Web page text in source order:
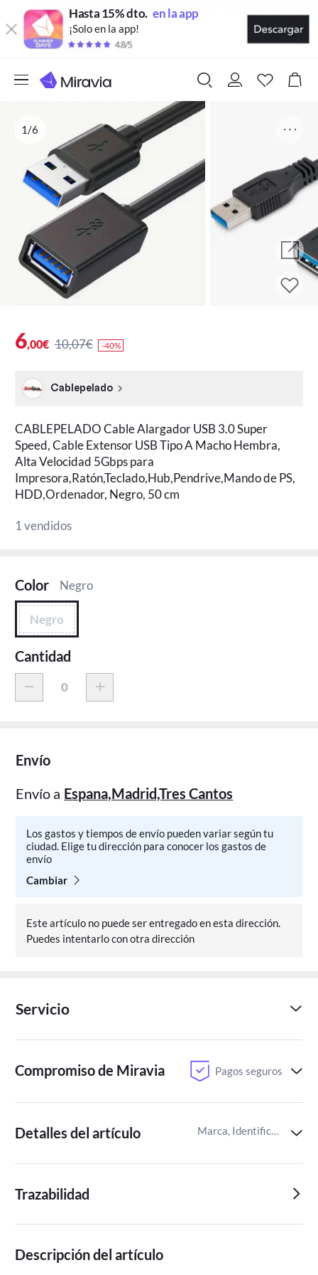
Hasta 15% dto. en la app
¡Solo en la app!
1/6
6,00€ 10,07€ -40%
Cablepelado
CABLEPELADO Cable Alargador USB 3.0 Super
Speed, Cable Extensor USB Tipo A Macho Hembra,
Alta Velocidad 5Gbps para
Impresora,Ratón,Teclado,Hub,Pendrive,Mando de PS,
HDD,Ordenador, Negro, 50 cm
1 vendidos
Color Negro
Negro
Cantidad
Envío
Envío a Espana,Madrid,Tres Cantos
Los gastos y tiempos de envío pueden variar según tu
ciudad. Elige tu dirección para conocer los gastos de
envío
Cambiar
Este artículo no puede ser entregado en esta dirección.
Puedes intentarlo con otra dirección
Servicio
Compromiso de Miravia Pagos seguros
Detalles del artículo Marca, Identificador del artículo de Miravia
Trazabilidad
Descripción del artículo